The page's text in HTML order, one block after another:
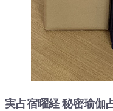
実占宿曜経 秘密瑜